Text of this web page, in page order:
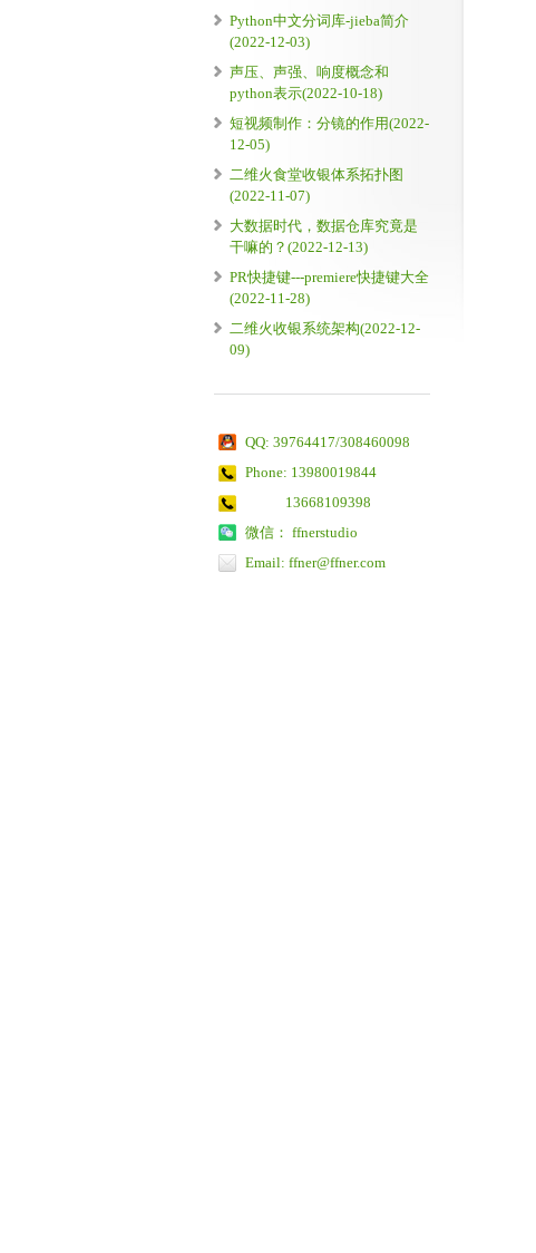
Python中文分词库-jieba简介
(2022-12-03)
声压、声强、响度概念和
python表示(2022-10-18)
短视频制作：分镜的作用(2022-
12-05)
二维火食堂收银体系拓扑图
(2022-11-07)
大数据时代，数据仓库究竟是
干嘛的？(2022-12-13)
PR快捷键---premiere快捷键大全
(2022-11-28)
二维火收银系统架构(2022-12-
09)
QQ: 39764417/308460098
Phone: 13980019844
13668109398
微信： ffnerstudio
Email: ffner@ffner.com